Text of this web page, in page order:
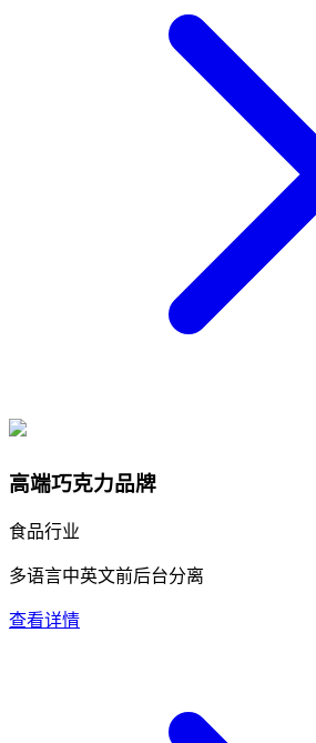
高端巧克力品牌
食品行业
多语言中英文前后台分离
查看详情